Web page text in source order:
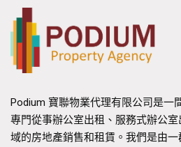
Podium 寶聯物業代理有限公司是一
專門從事辦公室出租、服務式辦公
域的房地產銷售和租賃。我們是由